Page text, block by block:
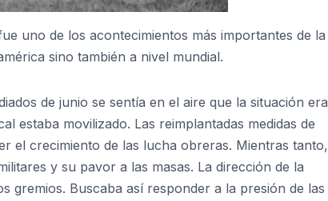
uno de los acontecimientos más importantes de la
sino también a nivel mundial.
de junio se sentía en el aire que la situación era
estaba movilizado. Las reimplantadas medidas de
el crecimiento de las lucha obreras. Mientras tanto,
y su pavor a las masas. La dirección de la
gremios. Buscaba así responder a la presión de las